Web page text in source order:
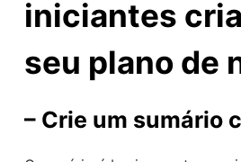
iniciantes
seu plano de
– Crie um sumário